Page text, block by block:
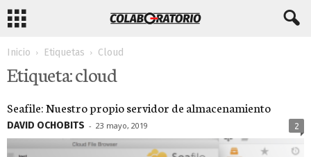
Inicio Etiquetas Cloud
Etiqueta: cloud
Seafile: Nuestro propio servidor de almacenamiento
DAVID OCHOBITS - 23 mayo, 2019 2